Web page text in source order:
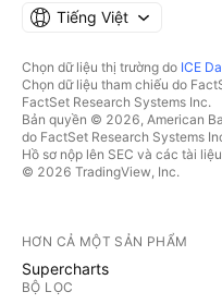
Tiếng Việt
Chọn dữ liệu thị trường do ICE
Chọn dữ liệu tham chiếu do
FactSet Research Systems Inc.
Bản quyền © 2026, American
do FactSet Research Systems
Hồ sơ nộp lên SEC và các tài
© 2026 TradingView, Inc.
HƠN CẢ MỘT SẢN PHẨM
Supercharts
BỘ LỌC